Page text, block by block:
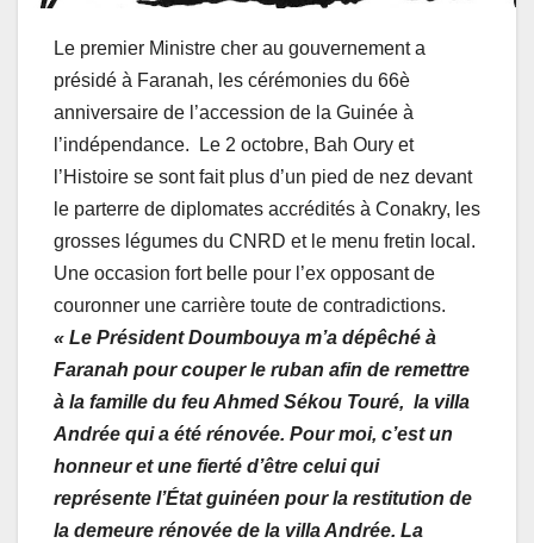
Le premier Ministre cher au gouvernement a
présidé à Faranah, les cérémonies du 66è
anniversaire de l’accession de la Guinée à
l’indépendance. Le 2 octobre, Bah Oury et
l’Histoire se sont fait plus d’un pied de nez devant
le parterre de diplomates accrédités à Conakry, les
grosses légumes du CNRD et le menu fretin local.
Une occasion fort belle pour l’ex opposant de
couronner une carrière toute de contradictions.
« Le Président Doumbouya m’a dépêché à
Faranah pour couper le ruban afin de remettre
à la famille du feu Ahmed Sékou Touré, la villa
Andrée qui a été rénovée. Pour moi, c’est un
honneur et une fierté d’être celui qui
représente l’État guinéen pour la restitution de
la demeure rénovée de la villa Andrée. La